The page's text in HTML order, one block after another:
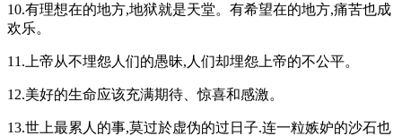
10.有理想在的地方,地狱就是天堂。有希望在的地方,痛苦也成
欢乐。
11.上帝从不埋怨人们的愚昧,人们却埋怨上帝的不公平。
12.美好的生命应该充满期待、惊喜和感激。
13.世上最累人的事,莫过於虚伪的过日子.连一粒嫉妒的沙石也